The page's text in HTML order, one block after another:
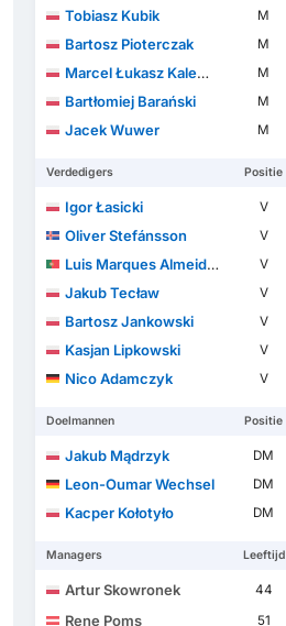
Tobiasz Kubik
M
Bartosz Pioterczak
M
Marcel Łukasz Kalemba
M
Bartłomiej Barański
M
Jacek Wuwer
M
Verdedigers Positie
Igor Łasicki V
Oliver Stefánsson
V
Luis Marques Almeida Vieira Silva
V
Jakub Tecław
V
Bartosz Jankowski
V
Kasjan Lipkowski
V
Nico Adamczyk
V
Doelmannen Positie
Jakub Mądrzyk DM
Leon-Oumar Wechsel
DM
Kacper Kołotyło
DM
Managers Leeftijd
Artur Skowronek 44
Rene Poms 51